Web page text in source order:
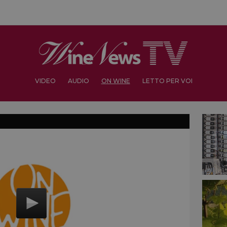
VIDEO AUDIO ON WINE LETTO PER VOI